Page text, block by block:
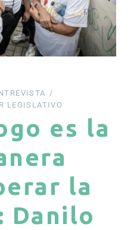
LEGISLATIVO
es la
la
Danilo